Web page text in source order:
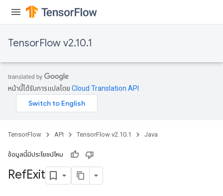
TensorFlow v2.10.1
หน้านี้ได้รับการแปลโดย Cloud Translation API
TensorFlow API TensorFlow v2.10.1 Java
ข้อมูลนี้มีประโยชน์ไหม
RefExit